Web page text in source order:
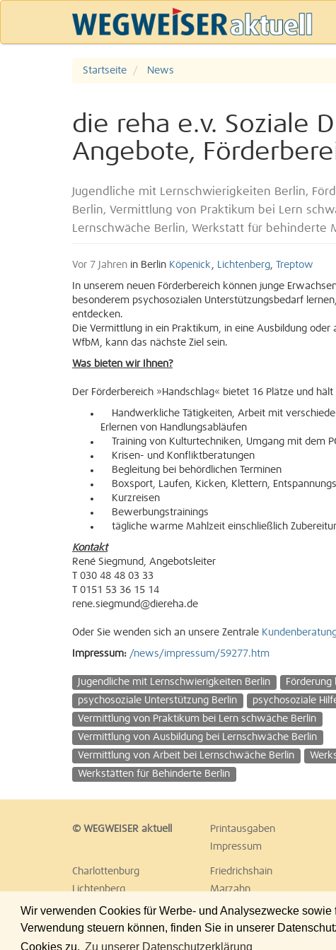
Wir verwenden Cookies für Werbe- und Analysezwecke
Verwendung steuern können, finden Sie in unserer
Cookies zu. Zu unserer Datenschutzerklärung
Startseite News
die reha e.v. Soziale
Angebote,
Jugendliche mit Lernschwierigkeiten Berlin,
Berlin, Vermittlung von Praktikum bei Lern
Lernschwäche Berlin, Werkstatt für behinderte
Vor 7 Jahren in Berlin Köpenick, Lichtenberg, Treptow
In unserem neuen Förderbereich können junge
besonderem psychosozialen Unterstützungsbedarf
entdecken.
Die Vermittlung in ein Praktikum, in eine Ausbildung
WfbM, kann das nächste Ziel sein.
Was bieten wir Ihnen?
Der Förderbereich »Handschlag« bietet 16 Plätze und
Handwerkliche Tätigkeiten, Arbeit mit
Erlernen von Handlungsabläufen
Training von Kulturtechniken, Umgang mit dem
Krisen- und Konfliktberatungen
Begleitung bei behördlichen Terminen
Boxsport, Laufen, Kicken, Klettern,
Kurzreisen
Bewerbungstrainings
tägliche warme Mahlzeit einschließlich
Kontakt
René Siegmund, Angebotsleiter
T 030 48 48 03 33
T 0151 53 36 15 14
rene.siegmund@diereha.de
Oder Sie wenden sich an unsere Zentrale
Impressum: /news/impressum/59277.htm
Jugendliche mit Lernschwierigkeiten Berlin
psychosoziale Unterstützung Berlin
psychosoziale
Vermittlung von Praktikum bei Lern schwäche Berlin
Vermittlung von Ausbildung bei Lernschwäche Berlin
Vermittlung von Arbeit bei Lernschwäche Berlin
Werkstätten für Behinderte Berlin
© WEGWEISER aktuell Printausgaben
Impressum
Charlottenburg Friedrichshain
Lichtenberg
Marzahn
Reinickendorf
Schöneberg
Treptow
Umland Ost